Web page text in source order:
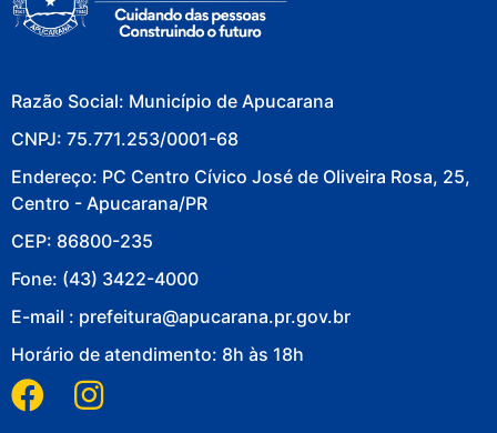
Razão Social: Município de Apucarana
CNPJ: 75.771.253/0001-68
Endereço: PC Centro Cívico José de Oliveira Rosa, 25,
Centro - Apucarana/PR
CEP: 86800-235
Fone: (43) 3422-4000
E-mail : prefeitura@apucarana.pr.gov.br
Horário de atendimento: 8h às 18h